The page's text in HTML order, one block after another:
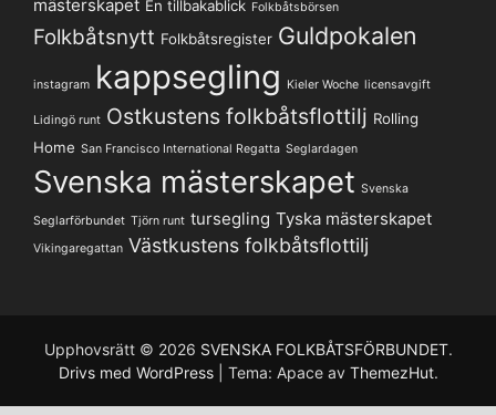
mästerskapet En tillbakablick Folkbåtsbörsen
Folkbåtsnytt Folkbåtsregister Guldpokalen
instagram kappsegling Kieler Woche licensavgift
Lidingö runt Ostkustens folkbåtsflottilj Rolling
Home San Francisco International Regatta Seglardagen
Svenska mästerskapet Svenska
Seglarförbundet Tjörn runt tursegling Tyska mästerskapet
Vikingaregattan Västkustens folkbåtsflottilj
Upphovsrätt © 2026 SVENSKA FOLKBÅTSFÖRBUNDET.
Drivs med WordPress
Tema: Apace av ThemezHut.